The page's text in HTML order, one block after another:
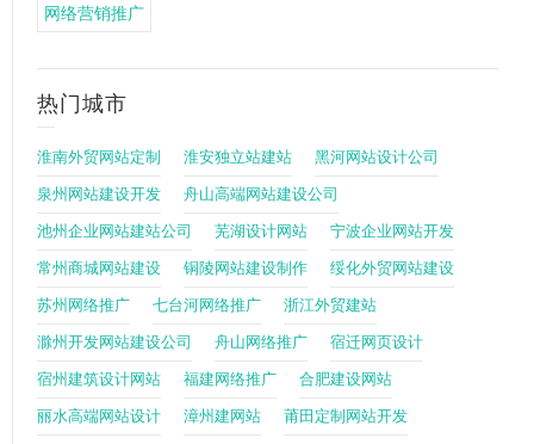
网络营销推广
热门城市
淮南外贸网站定制 淮安独立站建站 黑河网站设计公司
泉州网站建设开发 舟山高端网站建设公司
池州企业网站建站公司 芜湖设计网站 宁波企业网站开发
常州商城网站建设 铜陵网站建设制作 绥化外贸网站建设
苏州网络推广 七台河网络推广 浙江外贸建站
滁州开发网站建设公司 舟山网络推广 宿迁网页设计
宿州建筑设计网站 福建网络推广 合肥建设网站
丽水高端网站设计 漳州建网站 莆田定制网站开发